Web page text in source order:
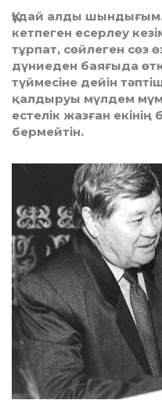
Құдай алды
кетпеген есерлеу
тұрпат, сөйлеген сөз
дүниеден баяғыда
түймесіне дейін
қалдыруы мүлдем
естелік жазған екінің
бермейтін.